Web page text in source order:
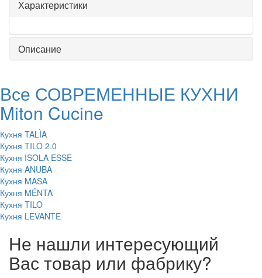
Характеристики
Описание
Все СОВРЕМЕННЫЕ КУХНИ
Miton Cucine
Кухня TALÌA
Кухня TILO 2.0
Кухня ISOLA ESSE
Кухня ANUBA
Кухня MASA
Кухня MÉNTA
Кухня TILO
Кухня LEVANTE
Не нашли интересующий
Вас товар или фабрику?